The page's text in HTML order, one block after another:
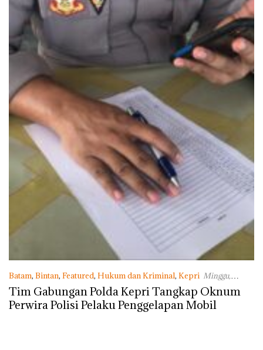
Batam, Bintan, Featured, Hukum dan Kriminal, Kepri Minggu,
17/05/2020 - 23:23 WIB
Tim Gabungan Polda Kepri Tangkap Oknum
Perwira Polisi Pelaku Penggelapan Mobil